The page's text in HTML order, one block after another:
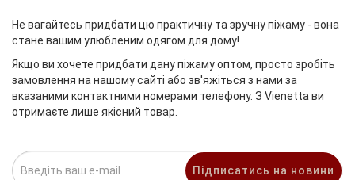
Не вагайтесь придбати цю практичну та зручну піжаму - вона
стане вашим улюбленим одягом для дому!
Якщо ви хочете придбати дану піжаму оптом, просто зробіть
замовлення на нашому сайті або зв'яжіться з нами за
вказаними контактними номерами телефону. З Vienetta ви
отримаєте лише якісний товар.
Підписатись на новини